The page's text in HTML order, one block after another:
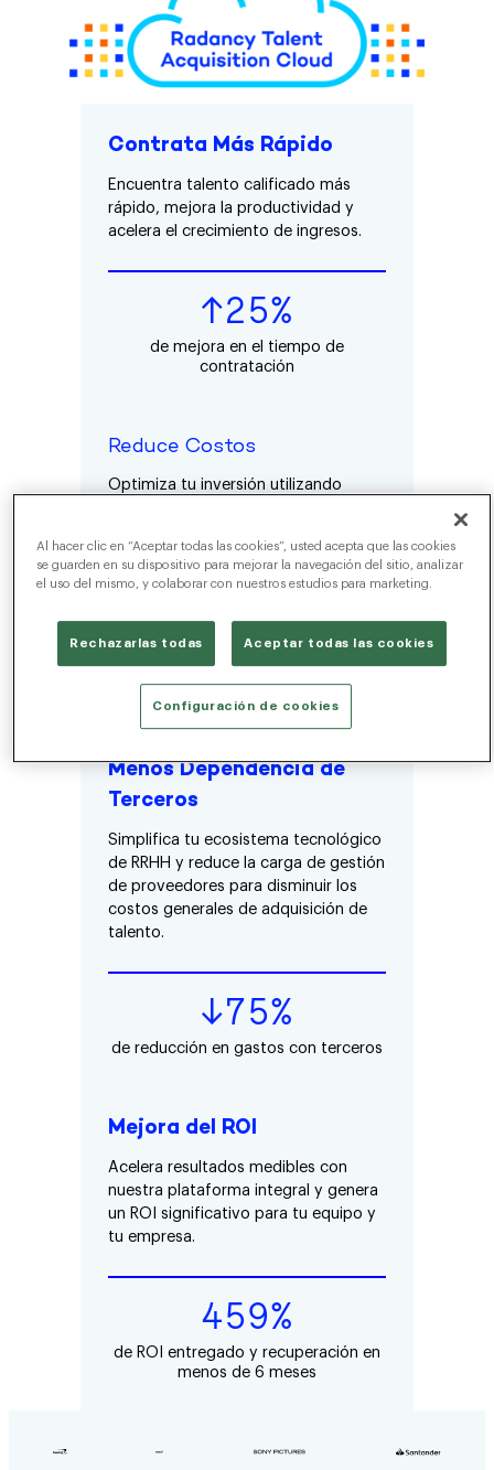
Contrata Más Rápido
Encuentra talento calificado más
rápido, mejora la productividad y
acelera el crecimiento de ingresos.
↑25%
de mejora en el tiempo de
contratación
Reduce Costos
Optimiza tu inversión utilizando
para obtener mejores resultados.
↓30%
Reduction in
cost per hire
Menos Dependencia de
Terceros
Simplifica tu ecosistema tecnológico
de RRHH y reduce la carga de gestión
de proveedores para disminuir los
costos generales de adquisición de
talento.
↓75%
de reducción en gastos con terceros
Mejora del ROI
Acelera resultados medibles con
nuestra plataforma integral y genera
un ROI significativo para tu equipo y
tu empresa.
459%
de ROI entregado y recuperación en
menos de 6 meses
Al hacer clic en “Aceptar todas las cookies”, usted acepta que las cookies
se guarden en su dispositivo para mejorar la navegación del sitio, analizar
el uso del mismo, y colaborar con nuestros estudios para marketing.
Rechazarlas todas Aceptar todas las cookies
Configuración de cookies